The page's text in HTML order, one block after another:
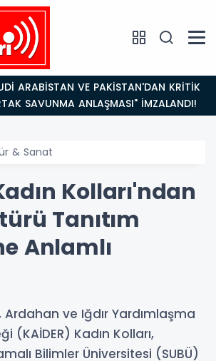
SAVUNMA ANLAŞMASI" İMZALANDI!
& Sanat
Kolları'ndan
Tanıtım
Anlamlı
ve Iğdır Yardımlaşma
(KAİDER) Kadın Kolları,
Bilimler Üniversitesi (SUBÜ)